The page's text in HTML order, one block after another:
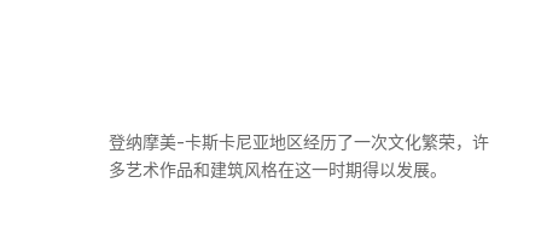
登纳摩美-卡斯卡尼亚地区经历了一次文化繁荣，许
多艺术作品和建筑风格在这一时期得以发展。